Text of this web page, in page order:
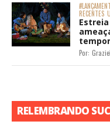
RECENTES
Por:
RELEMBRANDO